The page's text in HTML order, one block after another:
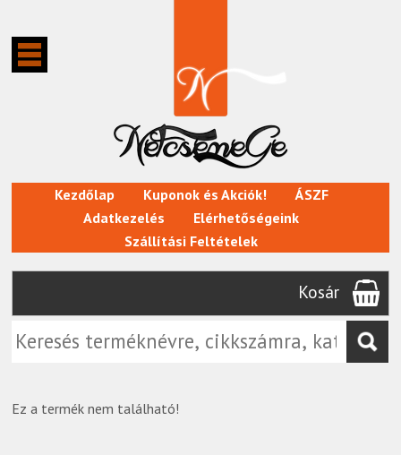
Kezdőlap Kuponok és Akciók!
ÁSZF
Adatkezelés
Elérhetőségeink
Szállítási Feltételek
Kosár
Ez a termék nem található!